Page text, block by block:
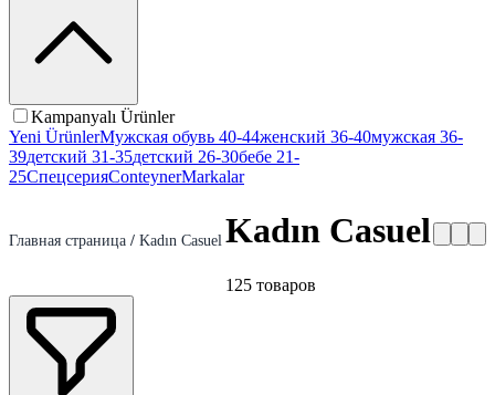
Kampanyalı Ürünler
Yeni ÜrünlerМужская обувь 40-44женский 36-40мужская 36-
39детский 31-35детский 26-30бебе 21-
25СпецсерияConteynerMarkalar
Главная страница / Kadın Casuel Kadın Casuel
125 товаров